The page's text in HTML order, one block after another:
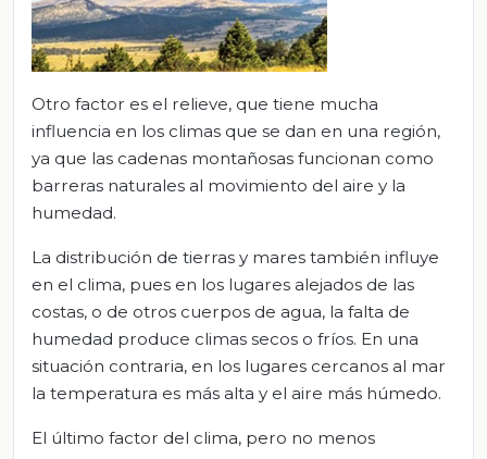
Otro factor es el relieve, que tiene mucha
influencia en los climas que se dan en una región,
ya que las cadenas montañosas funcionan como
barreras naturales al movimiento del aire y la
humedad.
La distribución de tierras y mares también influye
en el clima, pues en los lugares alejados de las
costas, o de otros cuerpos de agua, la falta de
humedad produce climas secos o fríos. En una
situación contraria, en los lugares cercanos al mar
la temperatura es más alta y el aire más húmedo.
El último factor del clima, pero no menos